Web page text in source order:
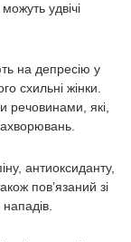
удвічі
на депресію у
схильні жінки.
речовинами, які,
антиоксиданту,
пов’язаний зі